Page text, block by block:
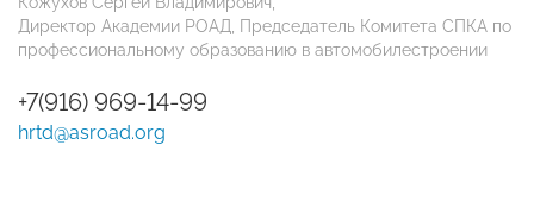
Директор Академии РОАД, Председатель Комитета СПКА по
профессиональному образованию в автомобилестроении
+7(916) 969-14-99
hrtd@asroad.org